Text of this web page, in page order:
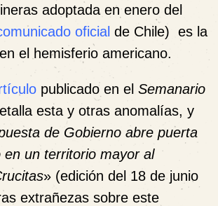
adoptada en enero del
oficial de Chile) es la
el hemisferio americano.
publicado en el Semanario
esta y otras anomalías, y
de Gobierno abre puerta
en un territorio mayor al
» (edición del 18 de junio
extrañezas sobre este